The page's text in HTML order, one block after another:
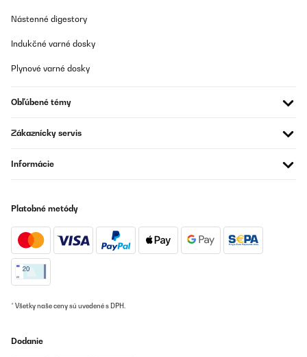
praktischen Lösung suchen, um Ihre Handtücher zu trocknen und
gleichzeitig Ihre Energiekosten zu senken, dann ist dieser
Handtuchheizkörper die perfekte Wahl!
Nástenné digestory
Indukčné varné dosky
Plynové varné dosky
Obľúbené témy
Zákaznícky servis
Informácie
Platobné metódy
* Všetky naše ceny sú uvedené s DPH.
Dodanie